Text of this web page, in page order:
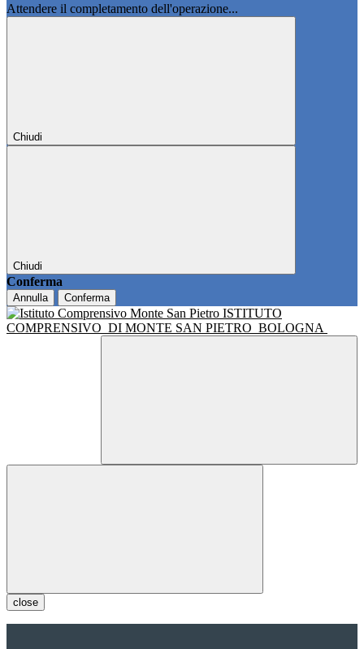
Attendere il completamento dell'operazione...
Chiudi
Chiudi
Conferma
Annulla Conferma
ISTITUTO
COMPRENSIVO DI MONTE SAN PIETRO BOLOGNA
close